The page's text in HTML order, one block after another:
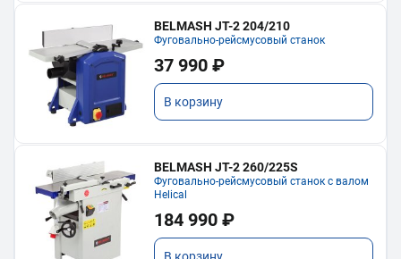
BELMASH JT-2 204/210
Фуговально-рейсмусовый станок
37 990 ₽
В корзину
BELMASH JT-2 260/225S
Фуговально-рейсмусовый станок с валом
Helical
184 990 ₽